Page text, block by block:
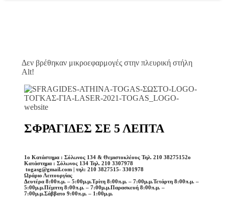
Δεν βρέθηκαν μικροεφαρμογές στην πλευρική στήλη
Alt!
ΣΦΡΑΓΙΔΕΣ ΣΕ 5 ΛΕΠΤΑ
1o Κατάστημα : Σόλωνος 134 & Θεμιστοκλέους Τηλ. 210 38275152o
Κατάστημα : Σόλωνος 134 Τηλ. 210 3307978
togasg@gmail.com | τηλ: 210 3827515- 3301978
Ωράριο Λειτουργίας
Δευτέρα 8:00π.μ. – 5:00μ.μ.Τρίτη 8:00π.μ. – 7:00μ.μ.Τετάρτη 8:00π.μ. –
5:00μ.μ.Πέμπτη 8:00π.μ. – 7:00μ.μ.Παρασκευή 8:00π.μ. –
7:00μ.μ.Σάββατο 9:00π.μ. – 1:00μ.μ.